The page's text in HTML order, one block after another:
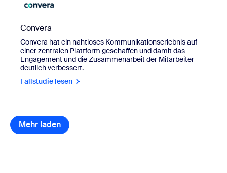
Convera
Convera hat ein nahtloses Kommunikationserlebnis auf
einer zentralen Plattform geschaffen und damit das
Engagement und die Zusammenarbeit der Mitarbeiter
deutlich verbessert.
Fallstudie lesen
Mehr laden
Kundenberichte – Elemente